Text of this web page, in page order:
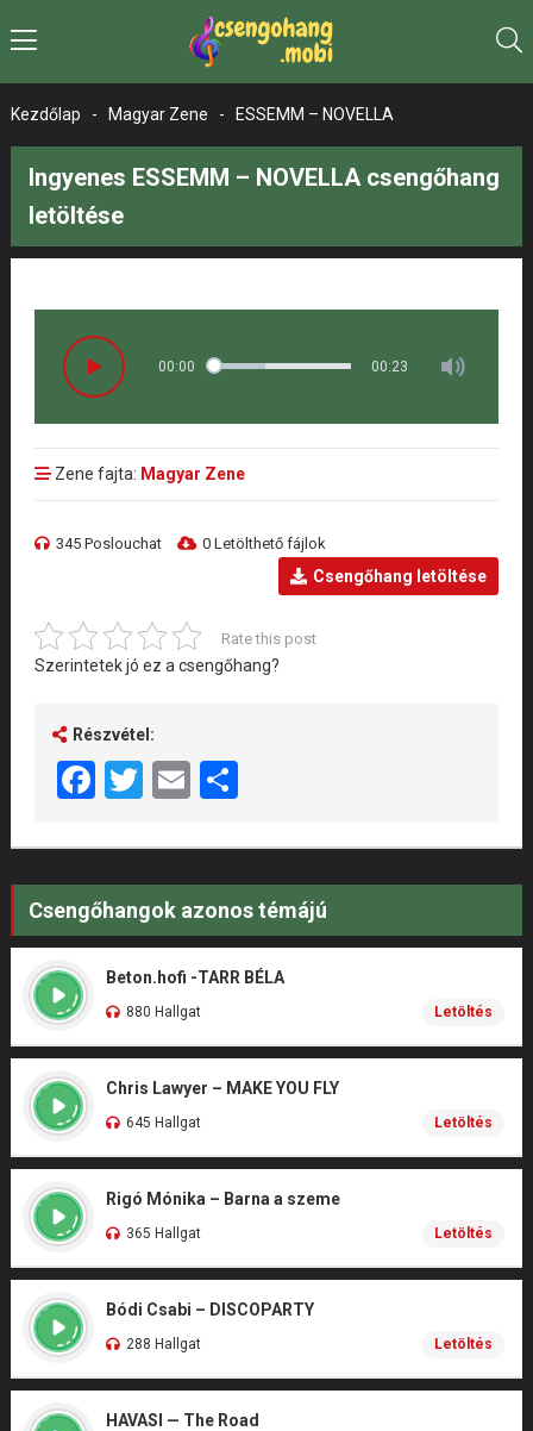
Kezdőlap - Magyar Zene - ESSEMM – NOVELLA
Ingyenes ESSEMM – NOVELLA csengőhang
letöltése
00:00 00:23
Zene fajta: Magyar Zene
345 Poslouchat 0 Letölthető fájlok
Csengőhang letöltése
Rate this post
Szerintetek jó ez a csengőhang?
Részvétel:
Facebook
Twitter
EmailShare
Csengőhangok azonos témájú
Beton.hofi -TARR BÉLA
880 Hallgat Letöltés
Chris Lawyer – MAKE YOU FLY
645 Hallgat Letöltés
Rigó Mónika – Barna a szeme
365 Hallgat Letöltés
Bódi Csabi – DISCOPARTY
288 Hallgat Letöltés
HAVASI — The Road